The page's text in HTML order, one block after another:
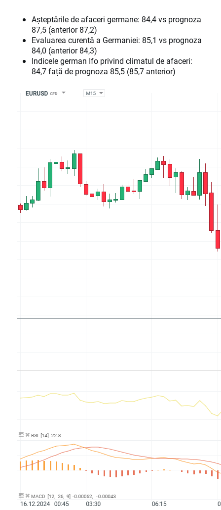
Așteptările de afaceri germane: 84,4 vs prognoza
87,5 (anterior 87,2)
Evaluarea curentă a Germaniei: 85,1 vs prognoza
84,0 (anterior 84,3)
Indicele german Ifo privind climatul de afaceri:
84,7 față de prognoza 85,5 (85,7 anterior)